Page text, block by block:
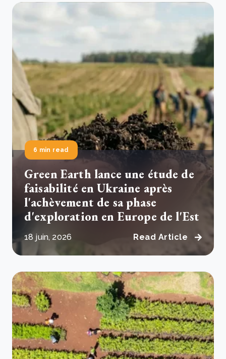
6 min read
Green Earth lance une étude de
faisabilité en Ukraine après
l'achèvement de sa phase
d'exploration en Europe de l'Est
18 juin, 2026 Read Article